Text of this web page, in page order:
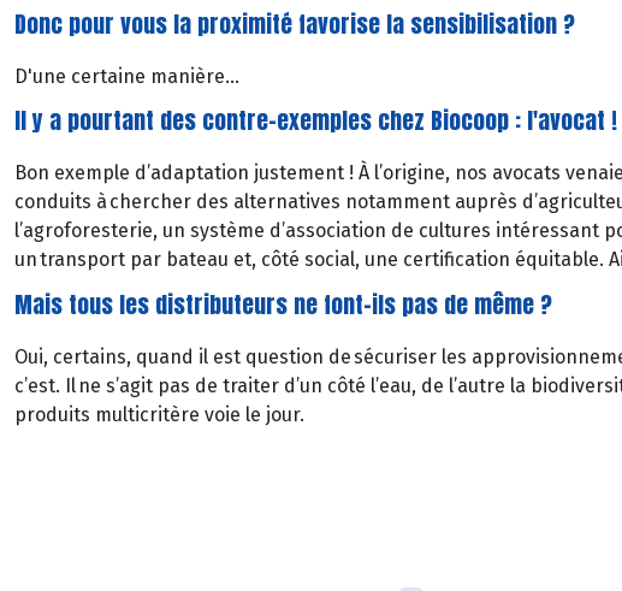
Donc pour vous la proximité favorise la sensibilisation ?
D'une certaine manière...
Il y a pourtant des contre-exemples chez Biocoop : l'avocat !
Bon exemple d’adaptation justement ! À l’origine, nos avocats
conduits à chercher des alternatives notamment auprès
l’agroforesterie, un système d’association de cultures intéressant
un transport par bateau et, côté social, une certification équitable.
Mais tous les distributeurs ne font-ils pas de même ?
Oui, certains, quand il est question de sécuriser les
c’est. Il ne s’agit pas de traiter d’un côté l’eau, de l’autre la
produits multicritère voie le jour.